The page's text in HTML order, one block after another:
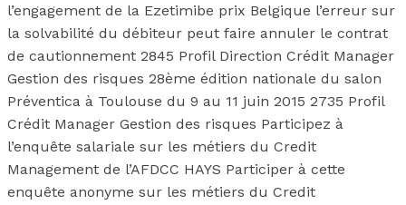
l’engagement de la Ezetimibe prix Belgique l’erreur sur
la solvabilité du débiteur peut faire annuler le contrat
de cautionnement 2845 Profil Direction Crédit Manager
Gestion des risques 28ème édition nationale du salon
Préventica à Toulouse du 9 au 11 juin 2015 2735 Profil
Crédit Manager Gestion des risques Participez à
l’enquête salariale sur les métiers du Credit
Management de l’AFDCC HAYS Participer à cette
enquête anonyme sur les métiers du Credit